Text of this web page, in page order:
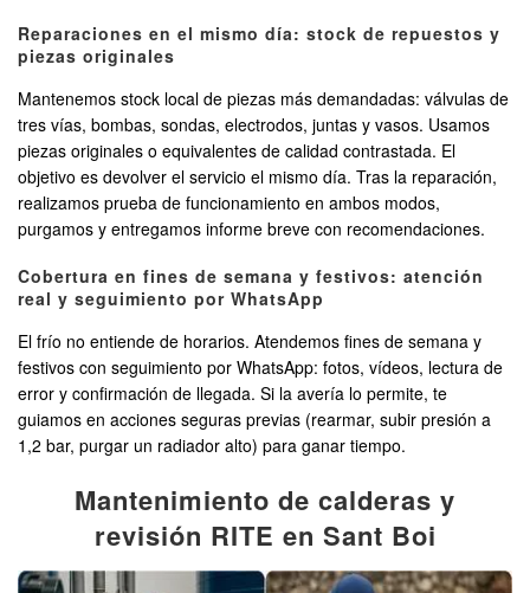
Reparaciones en el mismo día: stock de repuestos y
piezas originales
Mantenemos stock local de piezas más demandadas: válvulas de
tres vías, bombas, sondas, electrodos, juntas y vasos. Usamos
piezas originales o equivalentes de calidad contrastada. El
objetivo es devolver el servicio el mismo día. Tras la reparación,
realizamos prueba de funcionamiento en ambos modos,
purgamos y entregamos informe breve con recomendaciones.
Cobertura en fines de semana y festivos: atención
real y seguimiento por WhatsApp
El frío no entiende de horarios. Atendemos fines de semana y
festivos con seguimiento por WhatsApp: fotos, vídeos, lectura de
error y confirmación de llegada. Si la avería lo permite, te
guiamos en acciones seguras previas (rearmar, subir presión a
1,2 bar, purgar un radiador alto) para ganar tiempo.
Mantenimiento de calderas y
revisión RITE en Sant Boi